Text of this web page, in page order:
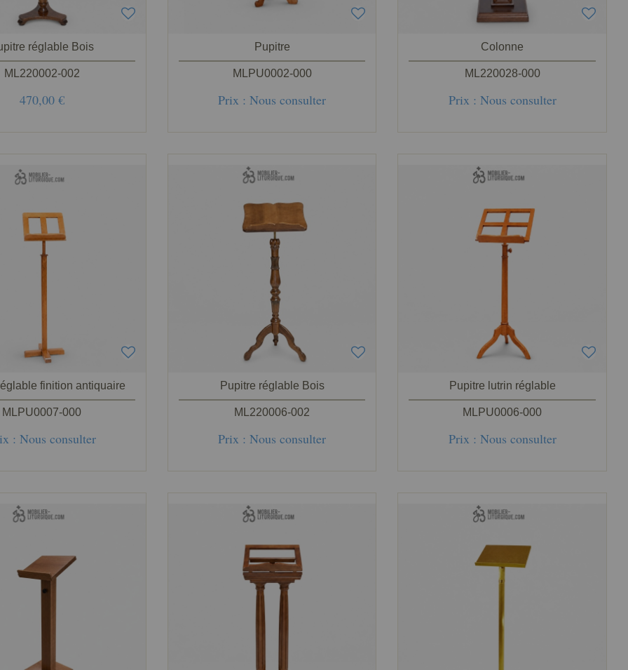
réglable Bois
ML220002-002
470,00 €
Pupitre
MLPU0002-000
Prix : Nous consulter
Colonne
ML220028-000
Prix : Nous consulter
finition antiquaire
MLPU0007-000
: Nous consulter
Pupitre réglable Bois
ML220006-002
Prix : Nous consulter
Pupitre lutrin réglable
MLPU0006-000
Prix : Nous consulter